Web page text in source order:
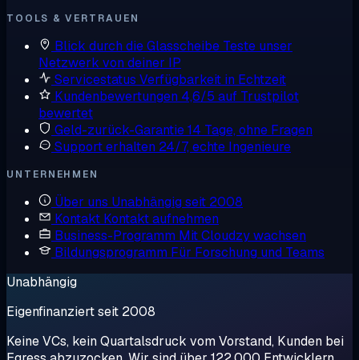
TOOLS & VERTRAUEN
Blick durch die Glasscheibe Teste unser
Netzwerk von deiner IP
Servicestatus Verfügbarkeit in Echtzeit
Kundenbewertungen 4,6/5 auf Trustpilot
bewertet
Geld-zurück-Garantie14 Tage, ohne Fragen
Support erhalten 24/7, echte Ingenieure
UNTERNEHMEN
Über uns Unabhängig seit 2008
Kontakt Kontakt aufnehmen
Business-Programm Mit Cloudzy wachsen
Bildungsprogramm Für Forschung und Teams
Unabhängig
Eigenfinanziert seit 2008
Keine VCs, kein Quartalsdruck vom Vorstand, Kunden bei